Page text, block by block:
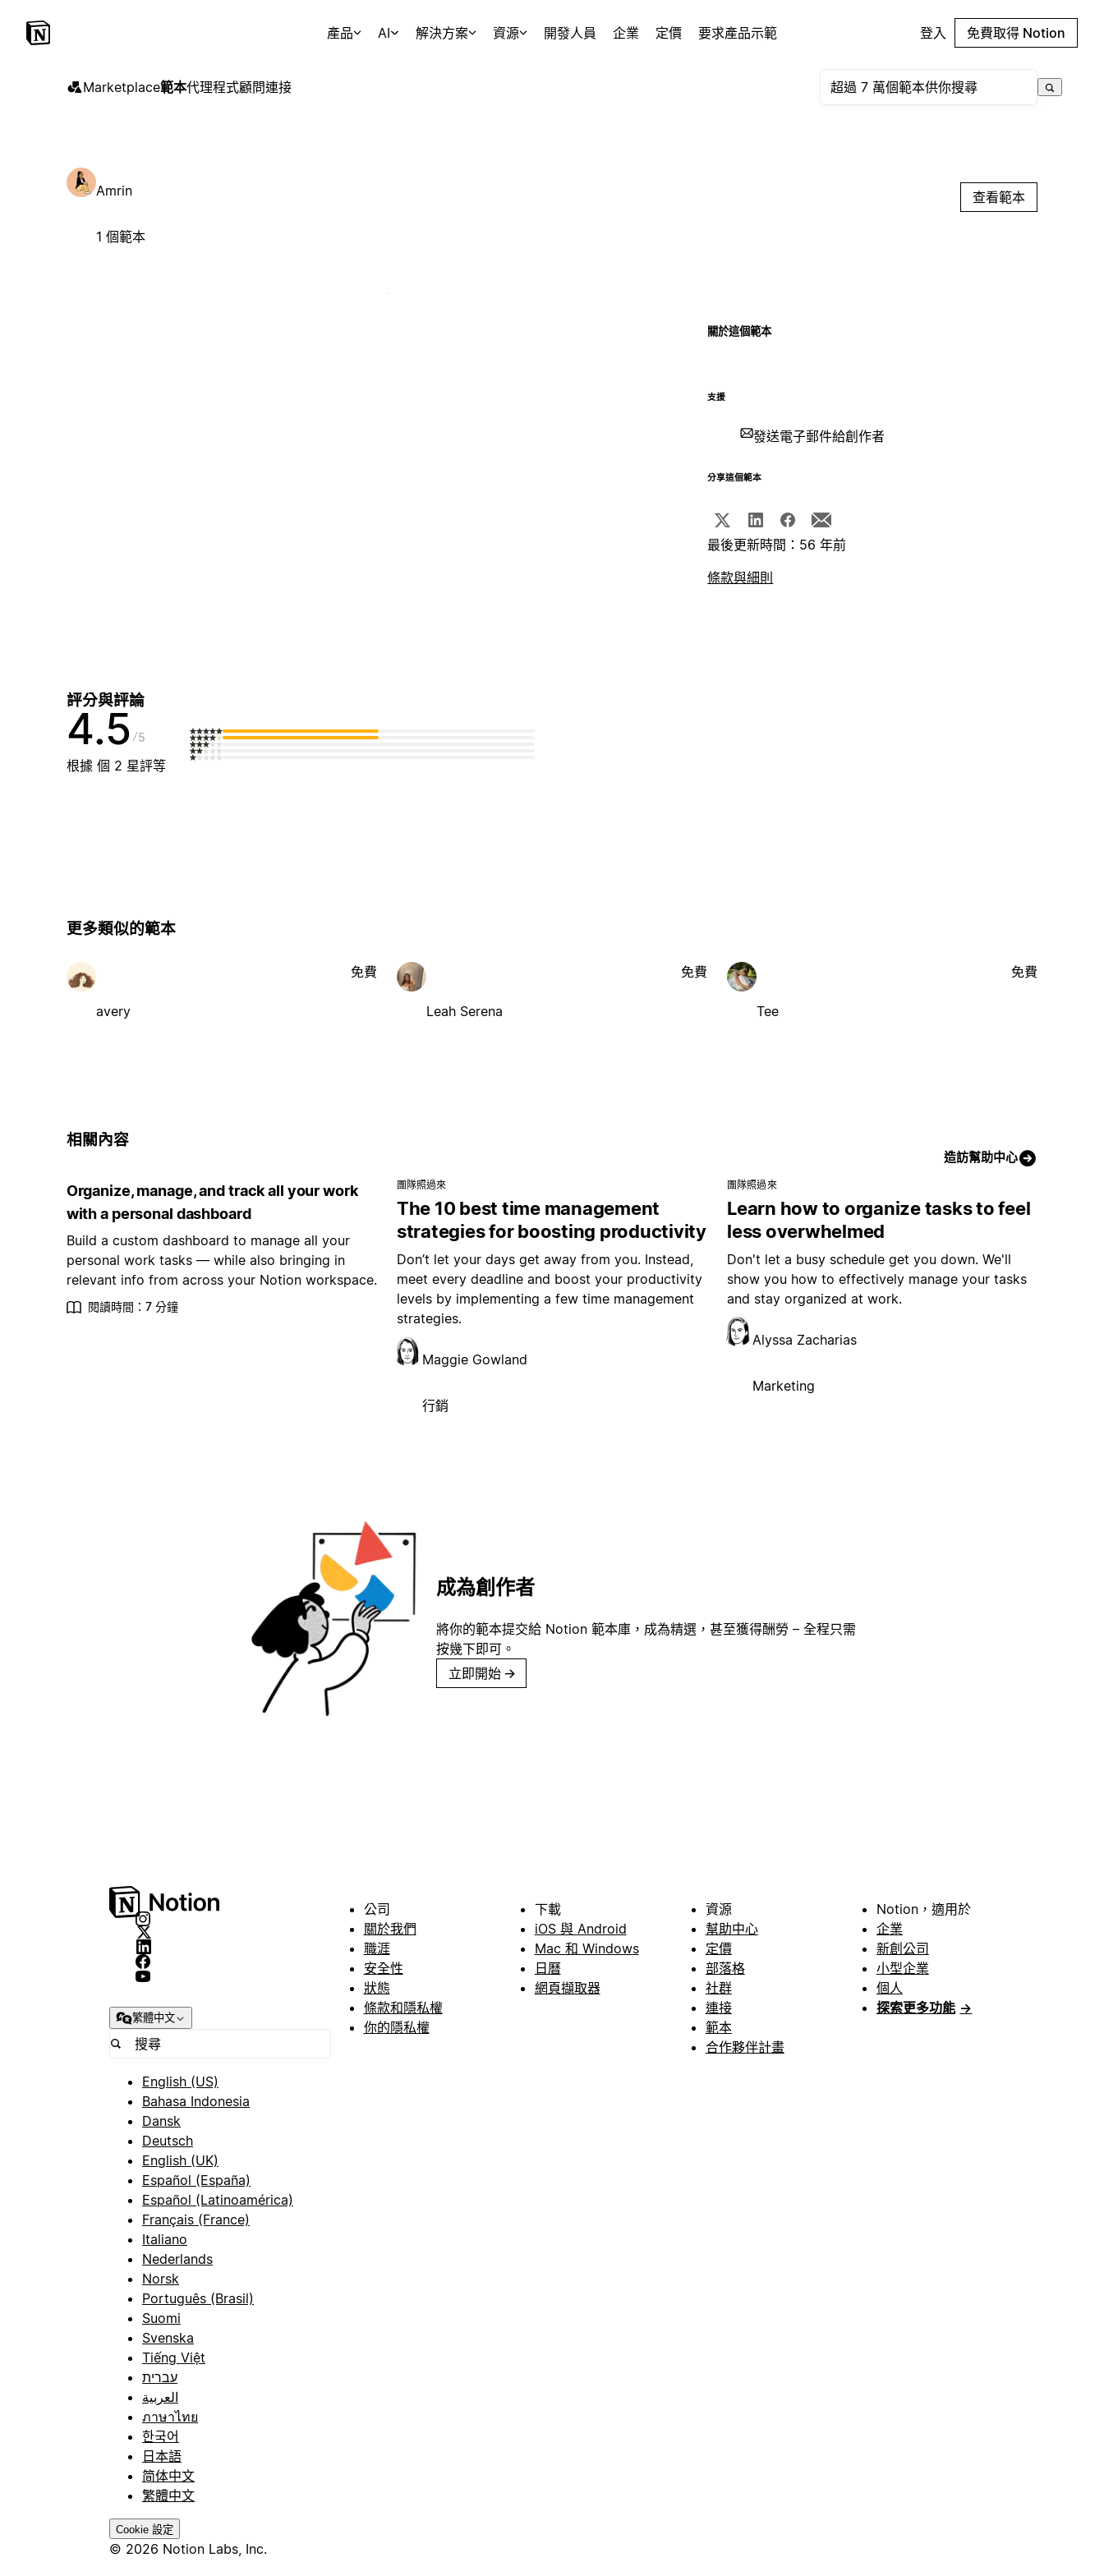
產品 AI 解決方案 資源 開發人員 企業 定價 要求產品示範 登入 免費取得 Notion
Marketplace範本代理程式顧問連接
Amrin
1 個範本
查看範本
關於這個範本
支援
發送電子郵件給創作者
分享這個範本
最後更新時間：56 年前
條款與細則
評分與評論
4.5 5
根據 個 2 星評等
更多類似的範本
avery
免費
Leah Serena
免費
Tee
免費
相關內容
造訪幫助中心
Organize, manage, and track all your work
with a personal dashboard
Build a custom dashboard to manage all your
personal work tasks — while also bringing in
relevant info from across your Notion workspace.
閱讀時間：7 分鐘
團隊照過來
The 10 best time management
strategies for boosting productivity
Don’t let your days get away from you. Instead,
meet every deadline and boost your productivity
levels by implementing a few time management
strategies.
Maggie Gowland
行銷
團隊照過來
Learn how to organize tasks to feel
less overwhelmed
Don't let a busy schedule get you down. We'll
show you how to effectively manage your tasks
and stay organized at work.
Alyssa Zacharias
Marketing
成為創作者
將你的範本提交給 Notion 範本庫，成為精選，甚至獲得酬勞 – 全程只需
按幾下即可。
立即開始 →
繁體中文
English (US)
Bahasa Indonesia
Dansk
Deutsch
English (UK)
Español (España)
Español (Latinoamérica)
Français (France)
Italiano
Nederlands
Norsk
Português (Brasil)
Suomi
Svenska
Tiếng Việt
עברית
العربية
ภาษาไทย
한국어
日本語
简体中文
繁體中文
Cookie 設定
© 2026 Notion Labs, Inc.
公司
關於我們
職涯
安全性
狀態
條款和隱私權
你的隱私權
下載
iOS 與 Android
Mac 和 Windows
日曆
網頁擷取器
資源
幫助中心
定價
部落格
社群
連接
範本
合作夥伴計畫
Notion，適用於
企業
新創公司
小型企業
個人
探索更多功能 →